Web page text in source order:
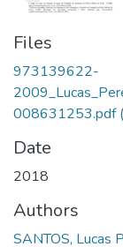
Files
973139622-
008631253.pdf
Date
2018
Authors
SANTOS, Lucas